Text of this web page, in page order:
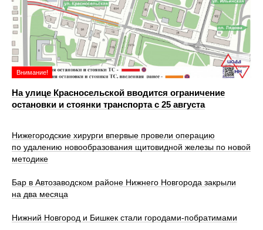
Внимание!
На улице Красносельской вводится ограничение
остановки и стоянки транспорта с 25 августа
Нижегородские хирурги впервые провели операцию
по удалению новообразования щитовидной железы по новой
методике
Бар в Автозаводском районе Нижнего Новгорода закрыли
на два месяца
Нижний Новгород и Бишкек стали городами-побратимами